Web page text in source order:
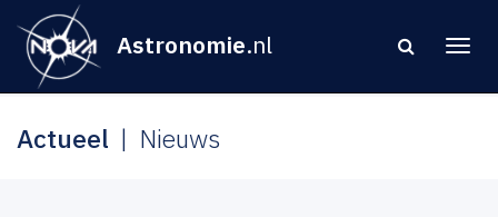
Astronomie.nl
Actueel Nieuws